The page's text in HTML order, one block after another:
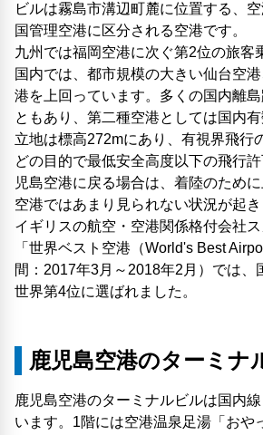
ビルは霧島市溝辺町麓に位置する、
国管理空港に区分される空港です。
九州では福岡空港に次ぐ第2位の旅客
国内では、都市規模の大きい仙台空
港を上回っています。多くの国内離
ともあり、第二種空港としては国内有
立地は標高272mにあり、有視界飛行
どの目的で最低安全高度以下の飛行
児島空港に戻る場合は、着陸のため
空港ではあまり見られない状況が起き
イギリスの航空・空港関係格付会社
「世界ベスト空港（World's Best
間：2017年3月～2018年2月）では、
世界第4位に選ばれました。
鹿児島空港のターミナ
鹿児島空港のターミナルビルは国内
います。1階には空港温泉足湯「おや